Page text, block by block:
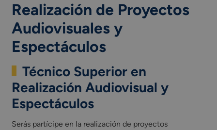
Realización de Proyectos
Audiovisuales y
Espectáculos
Técnico Superior en
Realización Audiovisual y
Espectáculos
Serás partícipe en la realización de proyectos